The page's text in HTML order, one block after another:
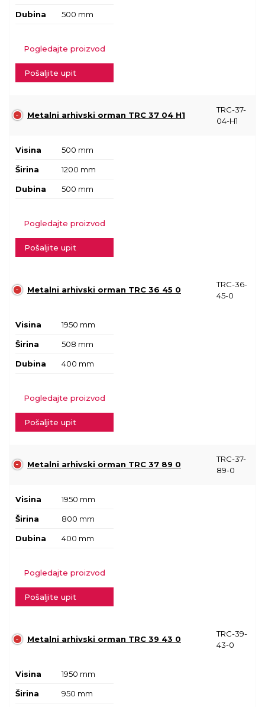
Dubina 500 mm
Pogledajte proizvod
Pošaljite upit
Metalni arhivski orman TRC 37 04 H1
TRC-37-
04-H1
Visina 500 mm
Širina 1200 mm
Dubina 500 mm
Pogledajte proizvod
Pošaljite upit
Metalni arhivski orman TRC 36 45 0
TRC-36-
45-0
Visina 1950 mm
Širina 508 mm
Dubina 400 mm
Pogledajte proizvod
Pošaljite upit
Metalni arhivski orman TRC 37 89 0
TRC-37-
89-0
Visina 1950 mm
Širina 800 mm
Dubina 400 mm
Pogledajte proizvod
Pošaljite upit
Metalni arhivski orman TRC 39 43 0
TRC-39-
43-0
Visina 1950 mm
Širina 950 mm